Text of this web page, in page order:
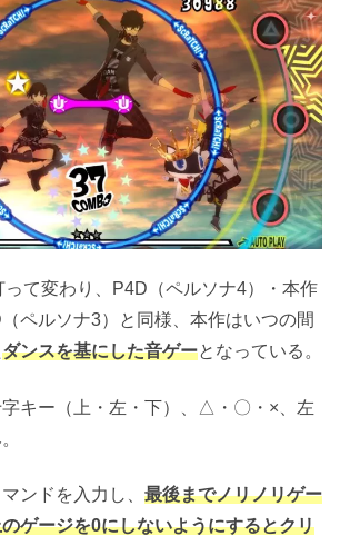
って変わり、P4D（ペルソナ4）・本作
ペルソナ3）と同様、本作はいつの間
ダンスを基にした音ゲーとなっている。
字キー（上・左・下）、△・〇・×、左
ンドを入力し、 最後までノリノリゲー
ゲージを0にしないようにするとクリ